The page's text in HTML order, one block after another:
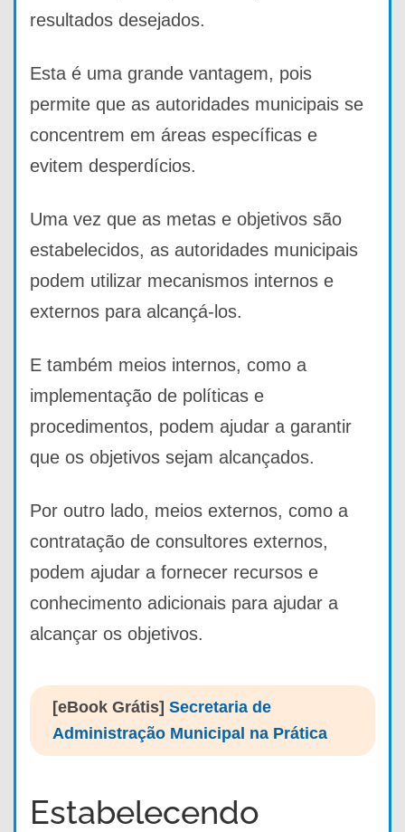
resultados desejados.
Esta é uma grande vantagem, pois
permite que as autoridades municipais se
concentrem em áreas específicas e
evitem desperdícios.
Uma vez que as metas e objetivos são
estabelecidos, as autoridades municipais
podem utilizar mecanismos internos e
externos para alcançá-los.
E também meios internos, como a
implementação de políticas e
procedimentos, podem ajudar a garantir
que os objetivos sejam alcançados.
Por outro lado, meios externos, como a
contratação de consultores externos,
podem ajudar a fornecer recursos e
conhecimento adicionais para ajudar a
alcançar os objetivos.
[eBook Grátis] Secretaria de
Administração Municipal na Prática
Estabelecendo